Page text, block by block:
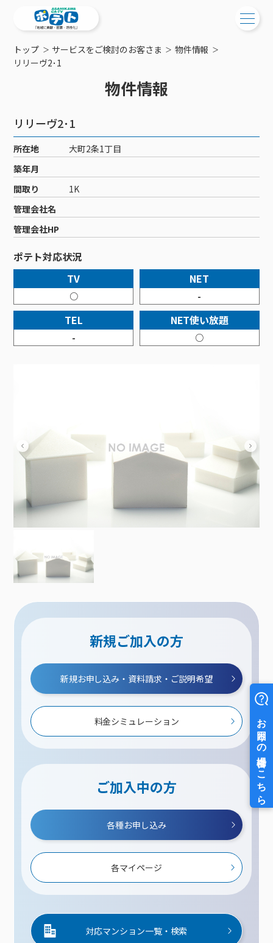
ご検討中の方
工事・配線について
新居をご検討中の方へ
ポテトを導入している集合住宅
物件情報
特典・キャンペーン
おトクな割引サービス
ご加入中の方
ご加入中のサービス確認・変更
WEBメール
サポートサービス
サポートサービストップ
リモートコール
回線速度測定
接続・設定⽅法
訪問サポート＆サポートパックサービス料⾦表
新着情報
メンテナンス・障害情報
ポテトからのプレゼント
イベントカレンダー
講座のご案内
サービス案内
サービス案内
ケーブルテレビ
ケーブルテレビトップ
チャンネル紹介
料⾦プラン
NHK衛星受信料団体⼀括⽀払
機器⼀覧
インターネット
インターネットトップ
料⾦プラン
Wi-Fiサービス
ポテトホーム防犯カメラ
オプションサービス
インターネットギガシェアプラン
固定電話
固定電話トップ
基本料⾦・通話料⾦
オプションサービス
auスマートバリュー
auまとめトーク
ポテトスマートフォントップ
料⾦プラン
機種⼀覧
オプションサービス
でんき
でんきトップ
ポラリンでんき×ポテト
ポテトでんき
暮らしを快適にするサービス
暮らしを快適にするサービストップ
ポテトライフメール
コミチャン
お困りの方はこちら
会社案内
メンテナンス
障害情報
トップ サービスをご検討のお客さま
物件情報
リリーヴ2･1
物件情報
リリーヴ2･1
所在地
大町2条1丁目
築年月
間取り
1K
管理会社名
管理会社HP
ポテト対応状況
TV
○
NET
-
TEL
-
NET使い放題
○
新規ご加入の方
新規お申し込み・資料請求・ご説明希望
料金シミュレーション
ご加入中の方
各種お申し込み
各マイページ
対応マンション一覧・検索